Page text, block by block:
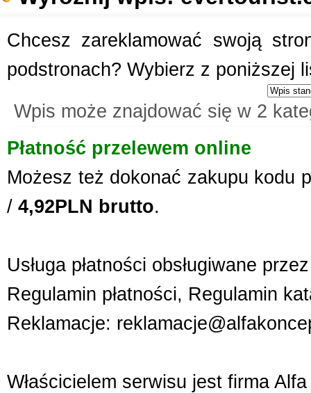
Chcesz zareklamować swoją
podstronach? Wybierz z poniższej
Wpis może znajdować się w 2
Płatność przelewem online
Możesz też dokonać zakupu kodu
/ 4,92PLN brutto.
Usługa płatności obsługiwane
Regulamin płatności, Regulamin
Reklamacje:
Właścicielem serwisu jest firma